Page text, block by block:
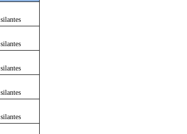
silantes
silantes
silantes
silantes
silantes